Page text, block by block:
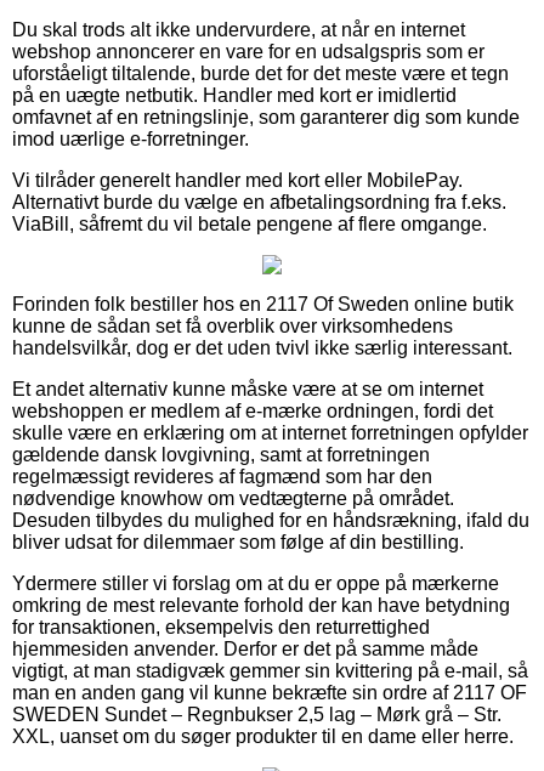
Du skal trods alt ikke undervurdere, at når en internet
webshop annoncerer en vare for en udsalgspris som er
uforståeligt tiltalende, burde det for det meste være et tegn
på en uægte netbutik. Handler med kort er imidlertid
omfavnet af en retningslinje, som garanterer dig som kunde
imod uærlige e-forretninger.
Vi tilråder generelt handler med kort eller MobilePay.
Alternativt burde du vælge en afbetalingsordning fra f.eks.
ViaBill, såfremt du vil betale pengene af flere omgange.
Forinden folk bestiller hos en 2117 Of Sweden online butik
kunne de sådan set få overblik over virksomhedens
handelsvilkår, dog er det uden tvivl ikke særlig interessant.
Et andet alternativ kunne måske være at se om internet
webshoppen er medlem af e-mærke ordningen, fordi det
skulle være en erklæring om at internet forretningen opfylder
gældende dansk lovgivning, samt at forretningen
regelmæssigt revideres af fagmænd som har den
nødvendige knowhow om vedtægterne på området.
Desuden tilbydes du mulighed for en håndsrækning, ifald du
bliver udsat for dilemmaer som følge af din bestilling.
Ydermere stiller vi forslag om at du er oppe på mærkerne
omkring de mest relevante forhold der kan have betydning
for transaktionen, eksempelvis den returrettighed
hjemmesiden anvender. Derfor er det på samme måde
vigtigt, at man stadigvæk gemmer sin kvittering på e-mail, så
man en anden gang vil kunne bekræfte sin ordre af 2117 OF
SWEDEN Sundet – Regnbukser 2,5 lag – Mørk grå – Str.
XXL, uanset om du søger produkter til en dame eller herre.